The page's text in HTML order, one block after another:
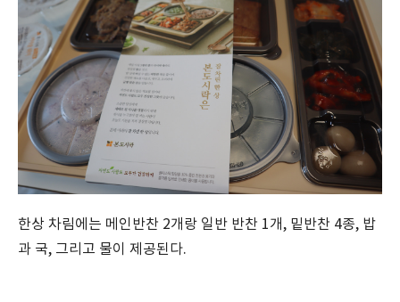
한상 차림에는 메인반찬 2개랑 일반 반찬 1개, 밑반찬 4종, 밥
과 국, 그리고 물이 제공된다.